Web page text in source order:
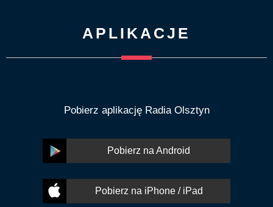
APLIKACJE
Pobierz aplikację Radia Olsztyn
Pobierz na Android
Pobierz na iPhone / iPad